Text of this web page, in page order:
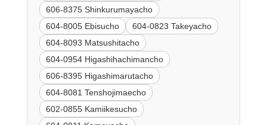
606-8375 Shinkurumayacho
604-8005 Ebisucho
604-0823 Takeyacho
604-8093 Matsushitacho
604-0954 Higashihachimancho
606-8395 Higashimarutacho
604-8081 Tenshojimaecho
602-0855 Kamiikesucho